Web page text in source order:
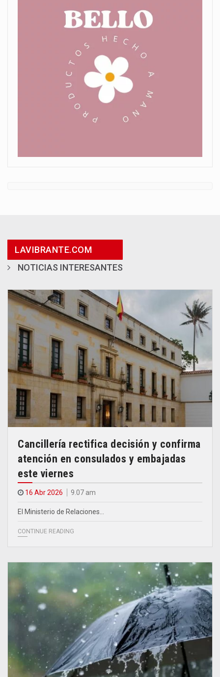
LAVIBRANTE.COM
NOTICIAS INTERESANTES
Cancillería rectifica decisión y confirma
atención en consulados y embajadas
este viernes
16 Abr 2026 9.07 am
El Ministerio de Relaciones…
CONTINUE READING